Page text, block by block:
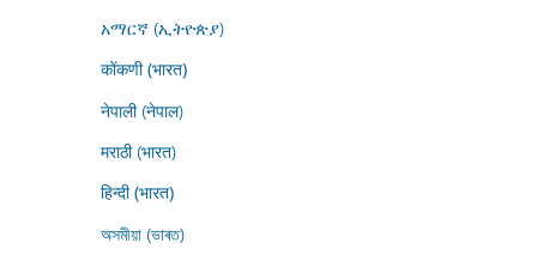
አማርኛ (ኢትዮጵያ)
कोंकणी (भारत)
नेपाली (नेपाल)
मराठी (भारत)
हिन्दी (भारत)
অসমীয়া (ভাৰত)